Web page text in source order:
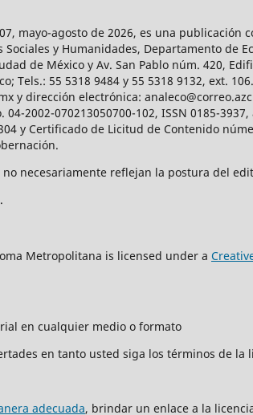
mayo-agosto de 2026, es una
y Humanidades, Departamento de
de México y Av. San Pablo núm. 420,
Tels.: 55 5318 9484 y 55 5318 9132, ext.
y dirección electrónica:
04-2002-070213050700-102, ISSN 0185-
y Certificado de Licitud de Contenido
necesariamente reflejan la postura del
Metropolitana is licensed under a
en cualquier medio o formato
en tanto usted siga los términos de la
adecuada, brindar un enlace a la